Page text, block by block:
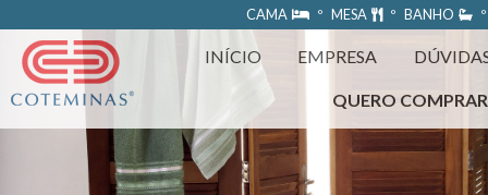
https://www.coteminas.com.br/desenv-web/htm11/
CAMA º MESA º BANHO
INÍCIO EMPRESA
QUERO COMPRAR